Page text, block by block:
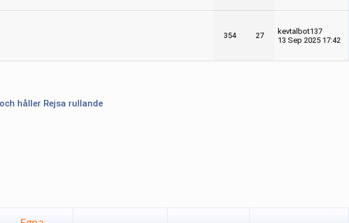
354 27
kevtalbot137
13 Sep 2025 17:42
håller Rejsa rullande